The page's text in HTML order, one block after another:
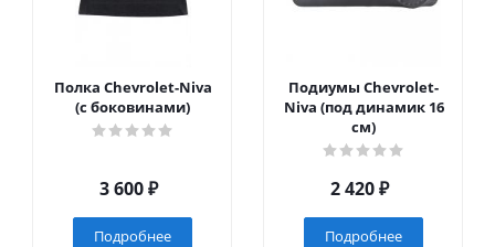
Полка Chevrolet-Niva
(с боковинами)
3 600₽
Подробнее
Подиумы Chevrolet-
Niva (под динамик 16
см)
2 420₽
Подробнее